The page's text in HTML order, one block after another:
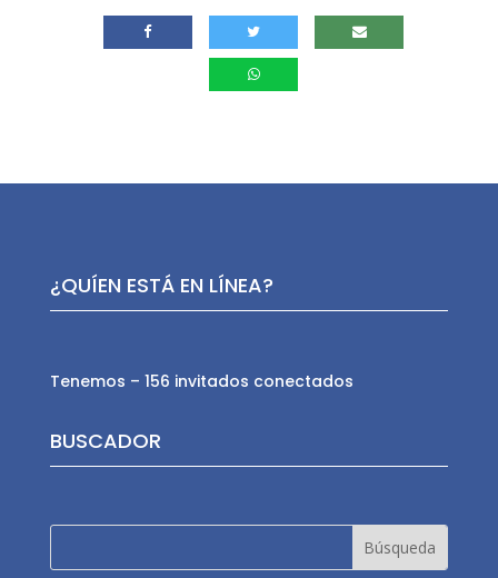
¿QUÍEN ESTÁ EN LÍNEA?
Tenemos – 156 invitados conectados
BUSCADOR